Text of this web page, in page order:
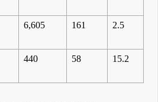
6,605 161 2.5
440 58 15.2